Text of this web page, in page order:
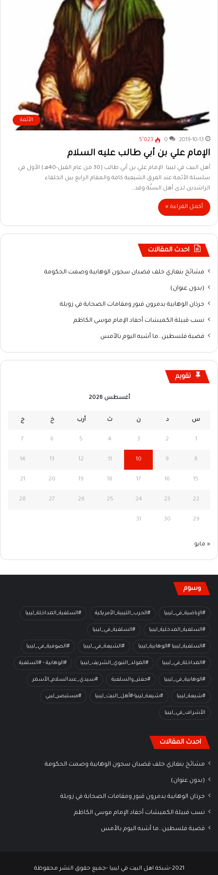
الأئمة
2019-10-13
0 5٬023
الإمام علي بن أبي طالب عليه السلام
أهل البيت في ليبيا الإمام علي بن أبي طالب (30 من عام الفيل-40هـ) الأول في
سلسلة الأئمة عند الفرق الشيعية كافة والمقام الرابع بين الخلفاء
الراشدين لدى أهل السنّة وقد…
أكمل القراءة »
احدث المقالات
مشائخ بنغازي خلف قضبان سجون الوهابية وصمت الحكومة
(بدون عنوان)
جرذان الوهابية يدمرون قبور ومقامات الصحابة في زويلة
نسب قبيلة الكميشات أحفاد الإمام موسى الكاظم
قضية فلسطين…ما أشبه اليوم بالأمس
تقويم
أغسطس 2026
س د ن ث أرب خ ج
1
2
3
4
5
6
7
8
9
10
11
12
13
14
15
16
17
18
19
20
21
22
23
24
25
26
27
28
29
30
31
« مايو
وسوم
#الإباضية_في_ليبيا #الحرب_الليبية_الأمريكية #السلفية_المداخلة_ليبيا
#السلفية_المدخلية_ليبيا #السلفية_في_ليبيا
#السلفية_ليبيا #الوهابية_ليبيا #الشيعة_في_ليبيا #الصوفية_في_ليبيا
#المداخلة_في_ليبيا #المولد_النبوي_الشريف_ليبيا #الوهابية - #السلفية
#الوهابية_في_ليبيا #حفتر_والسلفية #سيدي_عبدالسلام_الأسمر
#شيعة_ليبيا #شيعة_ليبيا-#أهل_البيت_ليبيا #مستبصر_ليبي
الأشراف_في_ليبيا
احدث المقالات
مشائخ بنغازي خلف قضبان سجون الوهابية وصمت الحكومة
(بدون عنوان)
جرذان الوهابية يدمرون قبور ومقامات الصحابة في زويلة
نسب قبيلة الكميشات أحفاد الإمام موسى الكاظم
قضية فلسطين…ما أشبه اليوم بالأمس
2021-شبكة اهل البيت في ليبيا -جميع حقوق النشر محفوظة